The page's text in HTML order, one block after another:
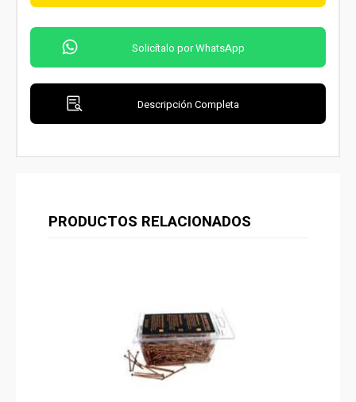
Solicítalo por WhatsApp
Descripción Completa
PRODUCTOS RELACIONADOS